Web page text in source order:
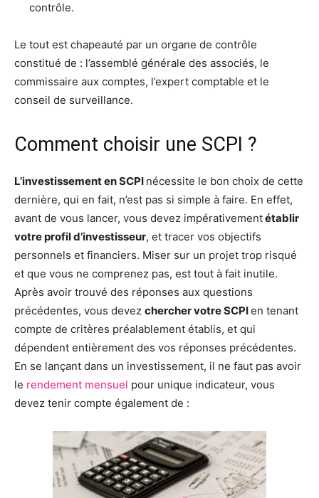
contrôle.
Le tout est chapeauté par un organe de contrôle
constitué de : l’assemblé générale des associés, le
commissaire aux comptes, l’expert comptable et le
conseil de surveillance.
Comment choisir une SCPI ?
L’investissement en SCPI nécessite le bon choix de cette
dernière, qui en fait, n’est pas si simple à faire. En effet,
avant de vous lancer, vous devez impérativementétablir
votre profil d’investisseur, et tracer vos objectifs
personnels et financiers. Miser sur un projet trop risqué
et que vous ne comprenez pas, est tout à fait inutile.
Après avoir trouvé des réponses aux questions
précédentes, vous devez chercher votre SCPIen tenant
compte de critères préalablement établis, et qui
dépendent entièrement des vos réponses précédentes.
En se lançant dans un investissement, il ne faut pas avoir
le rendement mensuel pour unique indicateur, vous
devez tenir compte également de :